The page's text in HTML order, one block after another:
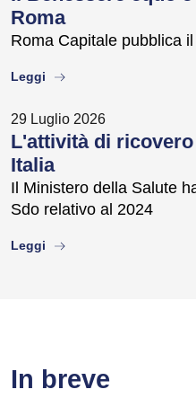
Roma
Roma Capitale pubblica
Leggi about
29 Luglio 2026
L'attività di
Italia
Il Ministero della Salute
Sdo relativo al 2024
Leggi about
In breve